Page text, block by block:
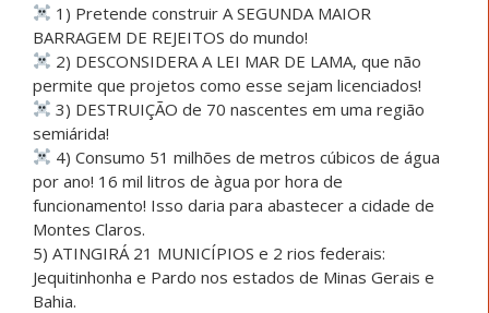
1) Pretende construir A SEGUNDA MAIOR
BARRAGEM DE REJEITOS do mundo!
2) DESCONSIDERA A LEI MAR DE LAMA, que não
permite que projetos como esse sejam licenciados!
3) DESTRUIÇÃO de 70 nascentes em uma região
semiárida!
4) Consumo 51 milhões de metros cúbicos de água
por ano! 16 mil litros de àgua por hora de
funcionamento! Isso daria para abastecer a cidade de
Montes Claros.
5) ATINGIRÁ 21 MUNICÍPIOS e 2 rios federais:
Jequitinhonha e Pardo nos estados de Minas Gerais e
Bahia.